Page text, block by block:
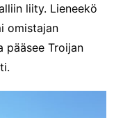
liity. Lieneekö
omistajan
pääsee Troijan